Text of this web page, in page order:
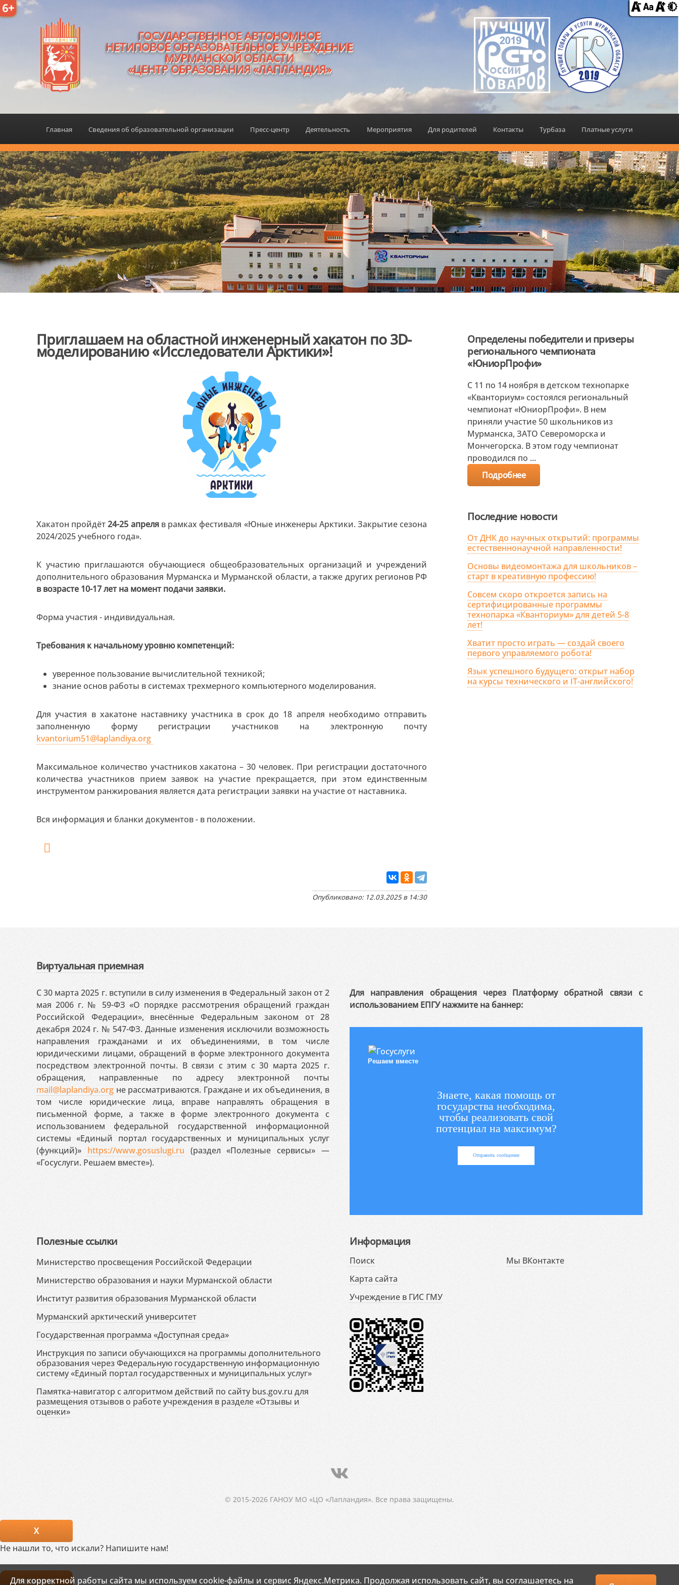
6+
ГОСУДАРСТВЕННОЕ АВТОНОМНОЕ
НЕТИПОВОЕ ОБРАЗОВАТЕЛЬНОЕ УЧРЕЖДЕНИЕ
МУРМАНСКОЙ ОБЛАСТИ
«ЦЕНТР ОБРАЗОВАНИЯ «ЛАПЛАНДИЯ»
Главная Сведения об образовательной организации Пресс-центр Деятельность Мероприятия Для родителей Контакты Турбаза Платные услуги
Приглашаем на областной инженерный хакатон по 3D-
моделированию «Исследователи Арктики»!
Хакатон пройдёт24-25 апреля в рамках фестиваля «Юные инженеры Арктики. Закрытие сезона
2024/2025 учебного года».
К участию приглашаются обучающиеся общеобразовательных организаций и учреждений
дополнительного образования Мурманска и Мурманской области, а также других регионов РФ
в возрасте 10-17 лет на момент подачи заявки.
Форма участия - индивидуальная.
Требования к начальному уровню компетенций:
уверенное пользование вычислительной техникой;
знание основ работы в системах трехмерного компьютерного моделирования.
Для участия в хакатоне наставнику участника в срок до 18 апреля необходимо отправить
заполненную форму регистрации участников на электронную почту
kvantorium51@laplandiya.org
Максимальное количество участников хакатона – 30 человек. При регистрации достаточного
количества участников прием заявок на участие прекращается, при этом единственным
инструментом ранжирования является дата регистрации заявки на участие от наставника.
Вся информация и бланки документов - в положении.
Опубликовано: 12.03.2025 в 14:30
Определены победители и призеры
регионального чемпионата
«ЮниорПрофи»
С 11 по 14 ноября в детском технопарке
«Кванториум» состоялся региональный
чемпионат «ЮниорПрофи». В нем
приняли участие 50 школьников из
Мурманска, ЗАТО Североморска и
Мончегорска. В этом году чемпионат
проводился по ...
Подробнее
Последние новости
От ДНК до научных открытий: программы
естественнонаучной направленности!
Основы видеомонтажа для школьников –
старт в креативную профессию!
Совсем скоро откроется запись на
сертифицированные программы
технопарка «Кванториум» для детей 5-8
лет!
Хватит просто играть — создай своего
первого управляемого робота!
Язык успешного будущего: открыт набор
на курсы технического и IT-английского!
Виртуальная приемная
С 30 марта 2025 г. вступили в силу изменения в Федеральный закон от 2
мая 2006 г. № 59-ФЗ «О порядке рассмотрения обращений граждан
Российской Федерации», внесённые Федеральным законом от 28
декабря 2024 г. № 547-ФЗ. Данные изменения исключили возможность
направления гражданами и их объединениями, в том числе
юридическими лицами, обращений в форме электронного документа
посредством электронной почты. В связи с этим с 30 марта 2025 г.
обращения, направленные по адресу электронной почты
mail@laplandiya.org не рассматриваются. Граждане и их объединения, в
том числе юридические лица, вправе направлять обращения в
письменной форме, а также в форме электронного документа с
использованием федеральной государственной информационной
системы «Единый портал государственных и муниципальных услуг
(функций)» https://www.gosuslugi.ru (раздел «Полезные сервисы» —
«Госуслуги. Решаем вместе»).
Для направления обращения через Платформу обратной связи с
использованием ЕПГУ нажмите на баннер:
Решаем вместе
Знаете, какая помощь от
государства необходима,
чтобы реализовать свой
потенциал на максимум?
Отправить сообщение
Полезные ссылки
Министерство просвещения Российской Федерации
Министерство образования и науки Мурманской области
Институт развития образования Мурманской области
Мурманский арктический университет
Государственная программа «Доступная среда»
Инструкция по записи обучающихся на программы дополнительного
образования через Федеральную государственную информационную
систему «Единый портал государственных и муниципальных услуг»
Памятка-навигатор с алгоритмом действий по сайту bus.gov.ru для
размещения отзывов о работе учреждения в разделе «Отзывы и
оценки»
Информация
Поиск
Карта сайта
Учреждение в ГИС ГМУ
Мы ВКонтакте
© 2015-2026 ГАНОУ МО «ЦО «Лапландия». Все права защищены.
Для корректной работы сайта мы используем cookie-файлы и сервис Яндекс.Метрика. Продолжая использовать сайт, вы соглашаетесь на
X
Не нашли то, что искали? Напишите нам!
Написать